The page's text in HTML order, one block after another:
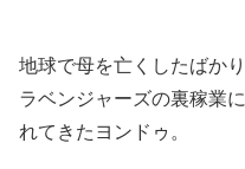
地球で母を亡くしたばか
ラベンジャーズの裏稼業
れてきたヨンドゥ。